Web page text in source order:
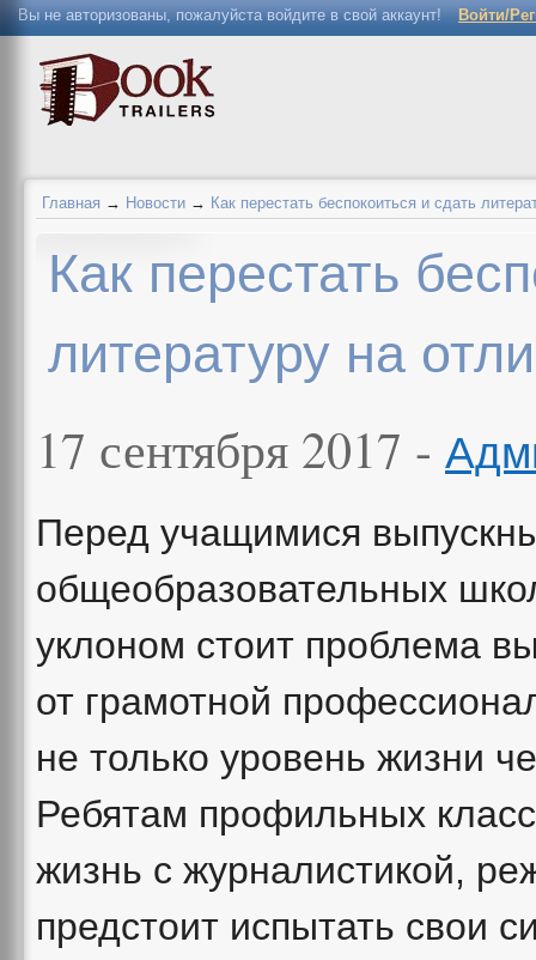
Вы не авторизованы, пожалуйста войдите в свой аккаунт! Войти/
Главная → Новости → Как перестать беспокоиться и сдать
Как перестать
литературу на
17 сентября 2017 -
Перед учащимися
общеобразовательных
уклоном стоит проблема
от грамотной
не только уровень жизни
Ребятам профильных
жизнь с журналистикой,
предстоит испытать свои